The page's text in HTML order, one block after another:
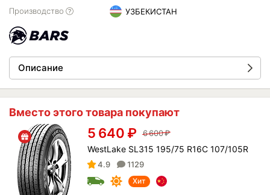
Производство
УЗБЕКИСТАН
Описание
Вместо этого товара покупают
5 640 ₽ 6 600₽
WestLake SL315 195/75 R16C 107/105R
4.9 1129
Хит